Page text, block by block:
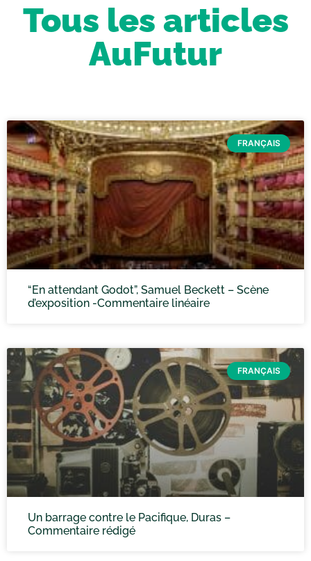
Tous les articles
AuFutur
FRANÇAIS
“En attendant Godot”, Samuel Beckett – Scène
d’exposition -Commentaire linéaire
FRANÇAIS
Un barrage contre le Pacifique, Duras –
Commentaire rédigé